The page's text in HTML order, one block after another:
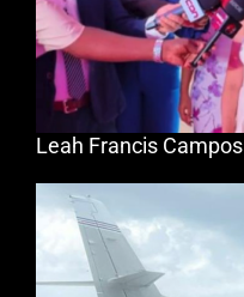
Leah Francis Campos